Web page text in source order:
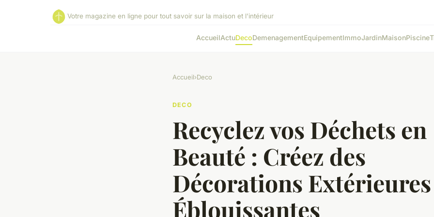
Votre magazine en ligne pour tout savoir sur la maison et l'intérieur
AccueilActuDecoDemenagementEquipementImmoJardinMaisonPiscine
Accueil›Deco
DECO
Recyclez vos Déchets en
Beauté : Créez des
Décorations
Éblouissantes